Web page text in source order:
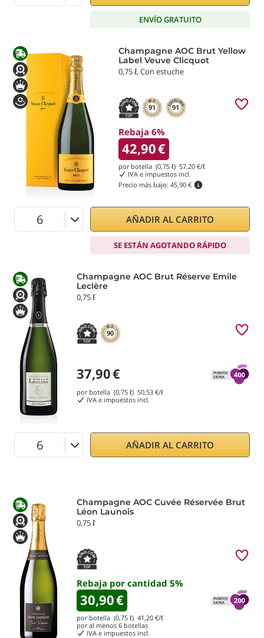
ENVÍO GRATUITO
Champagne AOC Brut Yellow
Label Veuve Clicquot
0,75 ℓ, Con estuche
91 91
Rebaja 6%
42,90€
por botella (0,75 ℓ) 57,20€/ℓ
IVA e impuestos incl.
Precio más bajo: 45,90 €
AÑADIR AL CARRITO
SE ESTÁN AGOTANDO RÁPIDO
Champagne AOC Brut Réserve Emile
Leclère
0,75 ℓ
90
37,90€
por botella (0,75 ℓ) 50,53 €/ℓ
IVA e impuestos incl.
AÑADIR AL CARRITO
Champagne AOC Cuvée Réservée Brut
Léon Launois
0,75 ℓ
Rebaja por cantidad 5%
30,90€
por botella (0,75 ℓ) 41,20 €/ℓ
por al menos 6 botellas
IVA e impuestos incl.